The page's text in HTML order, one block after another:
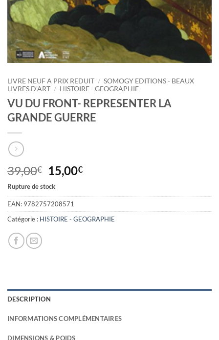
LIVRE NEUF A PRIX REDUIT / SOMOGY EDITIONS - BEAUX
LIVRES D'ART / HISTOIRE - GEOGRAPHIE
VU DU FRONT- REPRESENTER LA
GRANDE GUERRE
39,00€
Le
prix
initial
était :
39,00€.
15,00€Le
actuel
15,00€.
Rupture de stock
EAN: 9782757208571
Catégorie : HISTOIRE - GEOGRAPHIE
DESCRIPTION
INFORMATIONS COMPLÉMENTAIRES
DIMENSIONS & POIDS